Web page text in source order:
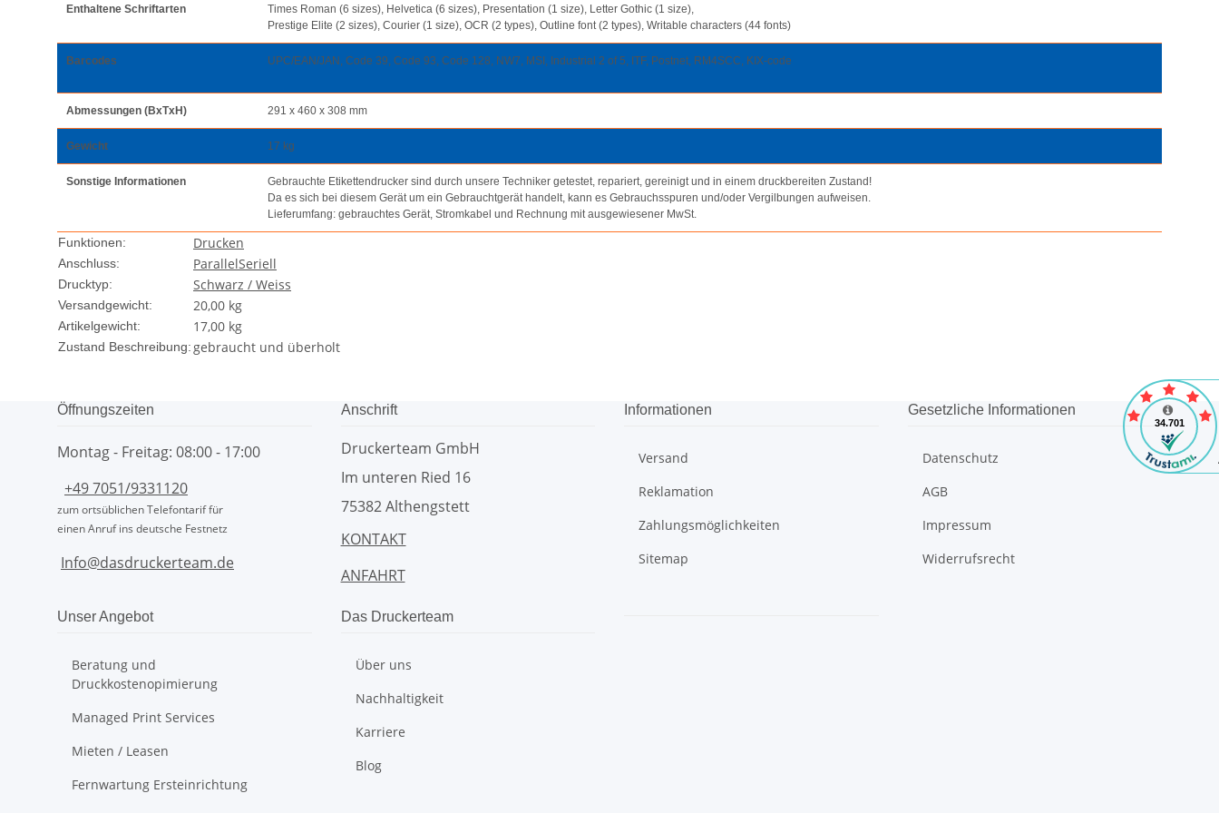
Enthaltene Schriftarten
Times Roman (6 sizes), Helvetica (6 sizes), Presentation (1 size), Letter Gothic (1 size),
Prestige Elite (2 sizes), Courier (1 size), OCR (2 types), Outline font (2 types), Writable characters (44 fonts)
Barcodes UPC/EAN/JAN, Code 39, Code 93, Code 128, NW7, MSI, Industrial 2 of 5, ITF, Postnet, RM4SCC, KIX-code
Abmessungen (BxTxH) 291 x 460 x 308 mm
Gewicht 17 kg
Sonstige Informationen
Gebrauchte Etikettendrucker sind durch unsere Techniker getestet, repariert, gereinigt und in einem druckbereiten Zustand!
Da es sich bei diesem Gerät um ein Gebrauchtgerät handelt, kann es Gebrauchsspuren und/oder Vergilbungen aufweisen.
Lieferumfang: gebrauchtes Gerät, Stromkabel und Rechnung mit ausgewiesener MwSt.
Funktionen: Drucken
Anschluss: ParallelSeriell
Drucktyp: Schwarz / Weiss
Versandgewicht: 20,00 kg
Artikelgewicht: 17,00 kg
Zustand Beschreibung:gebraucht und überholt
Öffnungszeiten
Montag - Freitag: 08:00 - 17:00
+49 7051/9331120
zum ortsüblichen Telefontarif für
einen Anruf ins deutsche Festnetz
Info@dasdruckerteam.de
Anschrift
Druckerteam GmbH
Im unteren Ried 16
75382 Althengstett
KONTAKT
ANFAHRT
Informationen
Versand
Reklamation
Zahlungsmöglichkeiten
Sitemap
Gesetzliche Informationen
Datenschutz
AGB
Impressum
Widerrufsrecht
Unser Angebot
Beratung und
Druckkostenopimierung
Managed Print Services
Mieten / Leasen
Fernwartung Ersteinrichtung
Das Druckerteam
Über uns
Nachhaltigkeit
Karriere
Blog